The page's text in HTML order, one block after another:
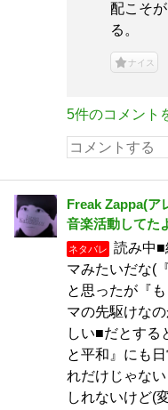
配こそ
る。
ナイス
5件のコメント
Freak Zappa(ア
音楽活動してた
ネタバレ
読み中■
マみたいだな(
と思ったが『
マの先駆けな
しい■だとする
と平和』にも
れだけじゃな
しれないけど(